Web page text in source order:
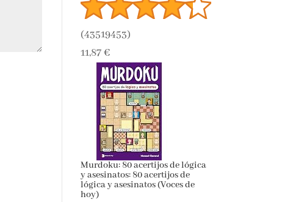
(43519453)
11,87 €
Murdoku: 80 acertijos de lógica
y asesinatos: 80 acertijos de
lógica y asesinatos (Voces de
hoy)